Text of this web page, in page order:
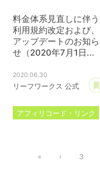
料金体系見直しに伴う
利用規約改定および、
アップデートのお知ら
せ（2020年7月1日...
2020.06.30
リーフワークス 公式
アフィリコード・リンク
« ‹ 3